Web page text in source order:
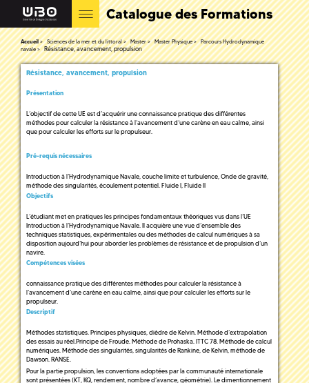
Catalogue des Formations
Accueil Sciences de la mer et du littoral Master Master Physique
Parcours Hydrodynamique
navale
Résistance, avancement, propulsion
Résistance, avancement, propulsion
Présentation
L’objectif de cette UE est d’acquérir une connaissance pratique des différentes
méthodes pour calculer la résistance à l’avancement d’une carène en eau calme, ainsi
que pour calculer les efforts sur le propulseur.
Pré-requis nécessaires
Introduction à l’Hydrodynamique Navale, couche limite et turbulence, Onde de gravité,
méthode des singularités, écoulement potentiel. Fluide I, Fluide II
Objectifs
L’étudiant met en pratiques les principes fondamentaux théoriques vus dans l’UE
Introduction à l’Hydrodynamique Navale. Il acquière une vue d’ensemble des
techniques statistiques, expérimentales ou des méthodes de calcul numériques à sa
disposition aujourd’hui pour aborder les problèmes de résistance et de propulsion d’un
navire.
Compétences visées
connaissance pratique des différentes méthodes pour calculer la résistance à
l’avancement d’une carène en eau calme, ainsi que pour calculer les efforts sur le
propulseur.
Descriptif
Méthodes statistiques. Principes physiques, dièdre de Kelvin. Méthode d’extrapolation
des essais au réel.Principe de Froude. Méthode de Prohaska. ITTC 78. Méthode de calcul
numériques. Méthode des singularités, singularités de Rankine, de Kelvin, méthode de
Dawson. RANSE.
Pour la partie propulsion, les conventions adoptées par la communauté internationale
sont présentées (KT, KQ, rendement, nombre d’avance, géométrie). Le dimentionnement